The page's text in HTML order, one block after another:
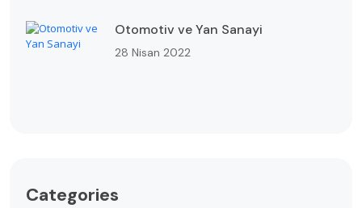
Otomotiv ve Yan Sanayi
28 Nisan 2022
Categories